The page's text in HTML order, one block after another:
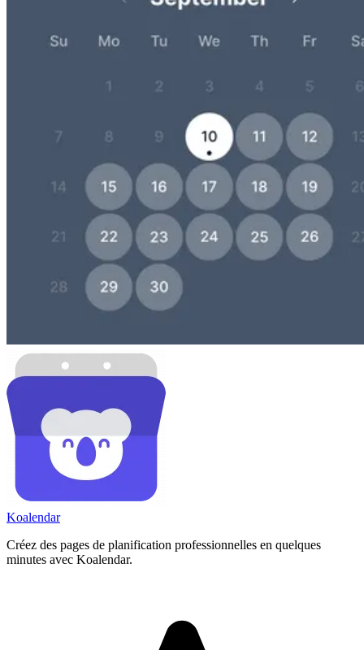
Koalendar
Créez des pages de planification professionnelles en quelques
minutes avec Koalendar.